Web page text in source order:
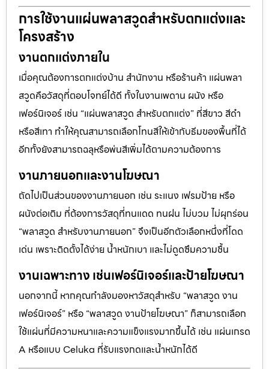
การใช้งานแผ่นพลาสวูดสำหรับตกแต่งและ
โครงสร้าง
งานตกแต่งภายใน
เมื่อคุณต้องการตกแต่งบ้าน สำนักงาน หรือร้านค้า แผ่นพลา
สวูดคือวัสดุที่ตอบโจทย์ได้ดี ทั้งในงานเพดาน ผนัง หรือ
เฟอร์นิเจอร์ เช่น “แผ่นพลาสวูด สำหรับตกแต่ง” ที่สีขาว สีดำ
หรือสีเทา ทำให้คุณสามารถเลือกโทนสีให้เข้ากับธีมของพื้นที่ได้
อีกทั้งยังสามารถฉลุหรือพ่นสีเพิ่มได้ตามความต้องการ
งานภายนอกและงานโฆษณา
ถัดไปเป็นส่วนของงานภายนอก เช่น ระแนง เฟรมป้าย หรือ
ผนังต่อเติม ที่ต้องการวัสดุที่ทนแดด ทนฝน ไม่บวม ไม่ผุกร่อน
“พลาสวูด สำหรับงานภายนอก” จึงเป็นอีกตัวเลือกหนึ่งที่โดด
เด่น เพราะติดตั้งได้ง่าย น้ำหนักเบา และไม่ดูดซึมความชื้น
งานเฉพาะทาง เช่นเฟอร์นิเจอร์และป้ายโฆษณา
นอกจากนี้ หากคุณกำลังมองหาวัสดุสำหรับ “พลาสวูด งาน
เฟอร์นิเจอร์” หรือ “พลาสวูด งานป้ายโฆษณา” ก็สามารถเลือก
ใช้แผ่นที่มีความหนาและความแข็งแรงมากขึ้นได้ เช่น แผ่นเกรด
A หรือแบบ Celuka ที่รับแรงกดและน้ำหนักได้ดี